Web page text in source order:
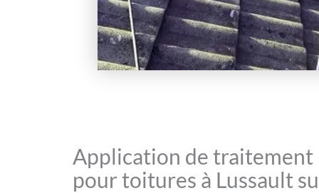
Application de traitement
pour toitures à Lussault